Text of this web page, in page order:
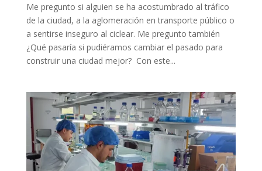
Me pregunto si alguien se ha acostumbrado al tráfico
de la ciudad, a la aglomeración en transporte público o
a sentirse inseguro al ciclear. Me pregunto también
¿Qué pasaría si pudiéramos cambiar el pasado para
construir una ciudad mejor? Con este...